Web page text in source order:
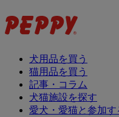
犬用品を買う
猫用品を買う
記事・コラム
犬猫施設を探す
愛犬・愛猫と参加す